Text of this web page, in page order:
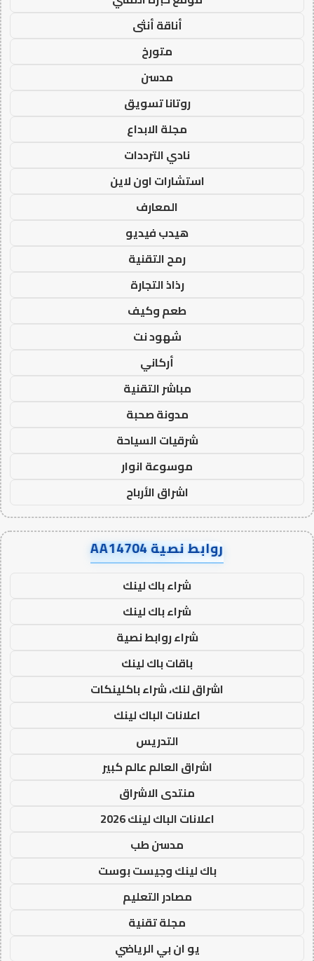
أناقة أنثى
متورخ
مدسن
روتانا تسويق
مجلة الابداع
نادي الترددات
استشارات اون لاين
المعارف
هيدب فيديو
رمح التقنية
رذاذ التجارة
طعم وكيف
شهود نت
أركاني
مباشر التقنية
مدونة صحبة
شرقيات السياحة
موسوعة انوار
اشراق الأرباح
روابط نصية AA14704
شراء باك لينك
شراء باك لينك
شراء روابط نصية
باقات باك لينك
اشراق لنك، شراء باكلينكات
اعلانات الباك لينك
التدريس
اشراق العالم عالم كبير
منتدى الاشراق
اعلانات الباك لينك 2026
مدسن طب
باك لينك وجيست بوست
مصادر التعليم
مجلة تقنية
يو ان بي الرياضي